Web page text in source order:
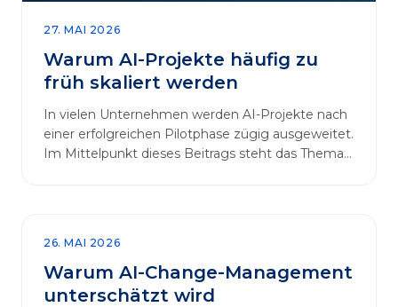
27. MAI 2026
Warum AI-Projekte häufig zu
früh skaliert werden
In vielen Unternehmen werden AI-Projekte nach
einer erfolgreichen Pilotphase zügig ausgeweitet.
Im Mittelpunkt dieses Beitrags steht das Thema
26. MAI 2026
Warum AI-Change-Management
unterschätzt wird